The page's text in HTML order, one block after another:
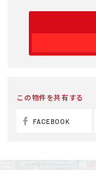
この物件を共有する
FACEBOOK